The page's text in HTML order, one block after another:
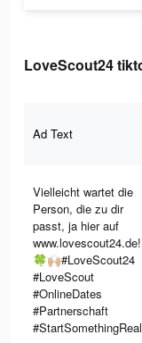
LoveScout24
Ad Text
Vielleicht wartet die
Person, die zu dir
passt, ja hier auf
www.lovescout24.de!
🍀🙌🏼#LoveScout24
#LoveScout
#OnlineDates
#Partnerschaft
#StartSomethingReal